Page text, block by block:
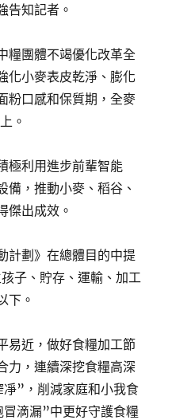
告知記者。
糧團體不竭優化改革全
化小麥表皮乾淨、膨化
粉口感和保質期，全麥
。
極利用進步前輩智能
備，推動小麥、稻谷、
傑出成效。
計劃》在總體目的中提
子、貯存、運輸、加工
下。
易近，做好食糧加工節
力，連續深挖食糧高深
”，削減家庭和小我食
滴漏”中更好守護食糧